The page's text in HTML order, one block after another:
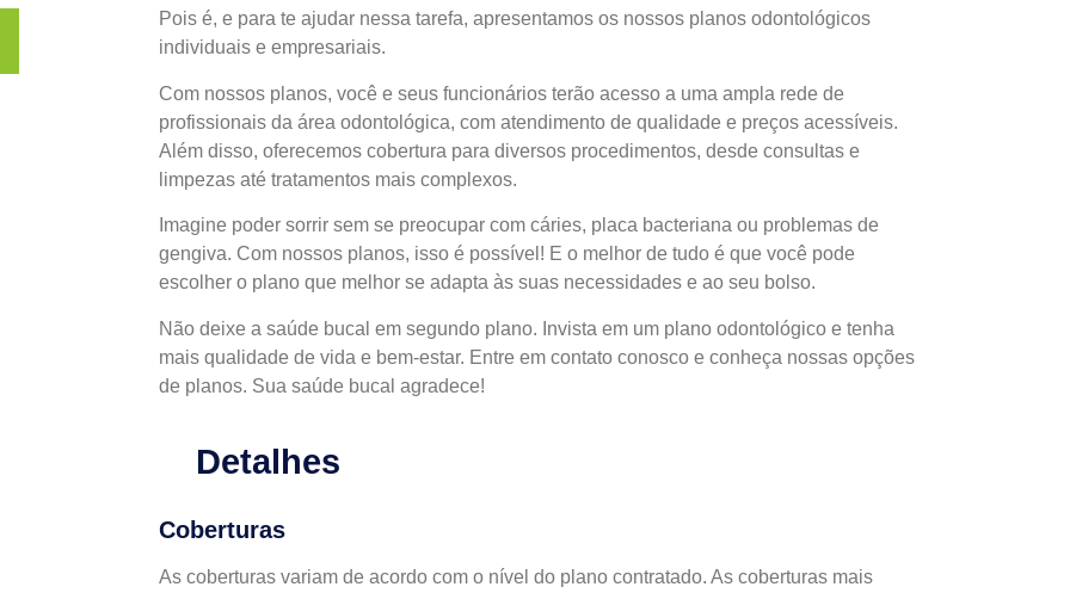
Pois é, e para te ajudar nessa tarefa, apresentamos os nossos planos odontológicos
individuais e empresariais.
Com nossos planos, você e seus funcionários terão acesso a uma ampla rede de
profissionais da área odontológica, com atendimento de qualidade e preços acessíveis.
Além disso, oferecemos cobertura para diversos procedimentos, desde consultas e
limpezas até tratamentos mais complexos.
Imagine poder sorrir sem se preocupar com cáries, placa bacteriana ou problemas de
gengiva. Com nossos planos, isso é possível! E o melhor de tudo é que você pode
escolher o plano que melhor se adapta às suas necessidades e ao seu bolso.
Não deixe a saúde bucal em segundo plano. Invista em um plano odontológico e tenha
mais qualidade de vida e bem-estar. Entre em contato conosco e conheça nossas opções
de planos. Sua saúde bucal agradece!
Detalhes
Coberturas
As coberturas variam de acordo com o nível do plano contratado. As coberturas mais